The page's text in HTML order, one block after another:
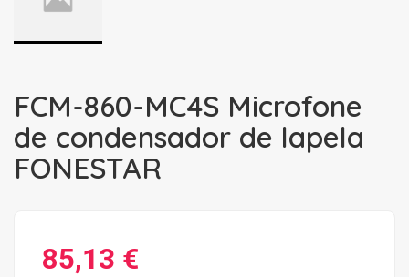
FCM-860-MC4S Microfone
de condensador de lapela
FONESTAR
85,13 €